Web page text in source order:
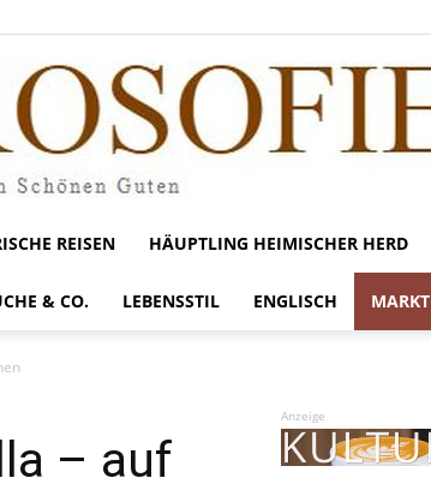
Gastrosofie
REISEN HÄUPTLING HEIMISCHER HERD
& CO. LEBENSSTIL ENGLISCH MARKT
– auf
Anzeige